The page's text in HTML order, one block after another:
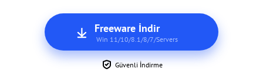
Freeware İndir
Win 11/10/8.1/8/7/Servers
Güvenli İndirme